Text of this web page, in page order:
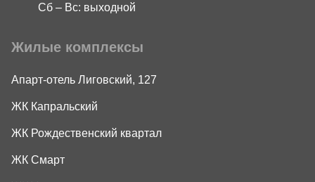
Сб – Вс: выходной
Жилые комплексы
Апарт-отель Лиговский, 127
ЖК Капральский
ЖК Рождественский квартал
ЖК Смарт